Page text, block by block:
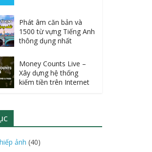
Phát âm căn bản và
1500 từ vựng Tiếng Anh
thông dụng nhất
Money Counts Live –
Xây dựng hệ thống
kiếm tiền trên Internet
ảnh (40)